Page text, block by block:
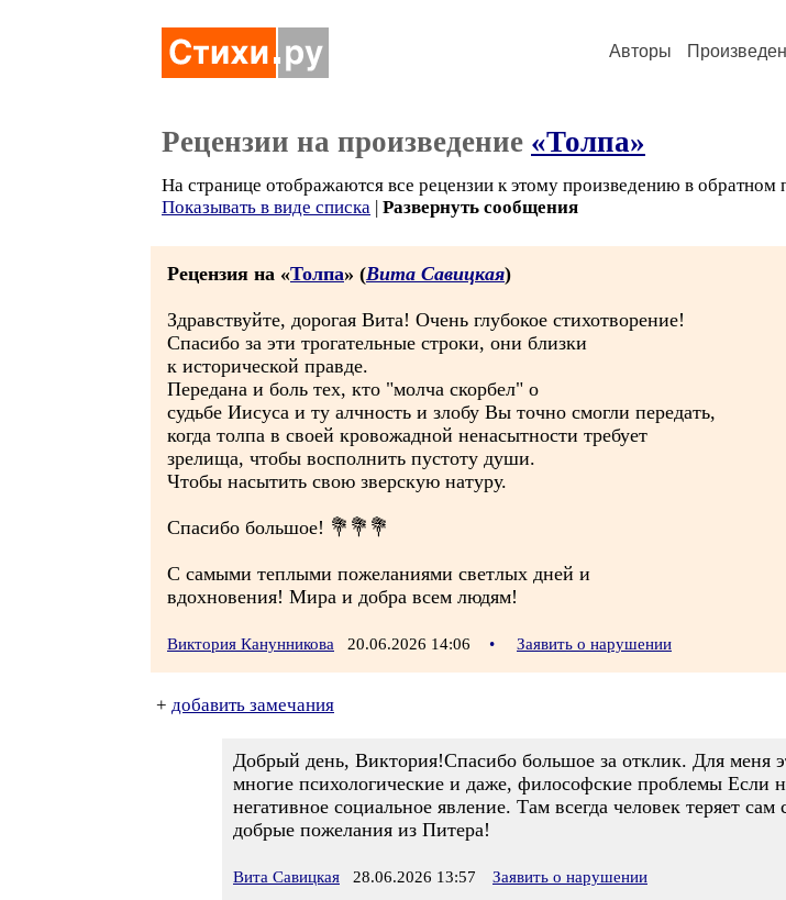
Авторы
Рецензии на произведение «Толпа»
На странице отображаются все рецензии к этому произведению в обратном
Показывать в виде списка | Развернуть сообщения
Рецензия на «Толпа» (Вита Савицкая)
Здравствуйте, дорогая Вита! Очень глубокое стихотворение!
Спасибо за эти трогательные строки, они близки
к исторической правде.
Передана и боль тех, кто "молча скорбел" о
судьбе Иисуса и ту алчность и злобу Вы точно смогли передать,
когда толпа в своей кровожадной ненасытности требует
зрелища, чтобы восполнить пустоту души.
Чтобы насытить свою зверскую натуру.
Спасибо большое! 💐💐💐
С самыми теплыми пожеланиями светлых дней и
вдохновения! Мира и добра всем людям!
Виктория Канунникова 20.06.2026 14:06 • Заявить о нарушении
+ добавить замечания
Добрый день, Виктория!Спасибо большое за отклик. Для
многие психологические и даже, философские проблемы Если
негативное социальное явление. Там всегда человек теряет
добрые пожелания из Питера!
Вита Савицкая 28.06.2026 13:57 Заявить о нарушении